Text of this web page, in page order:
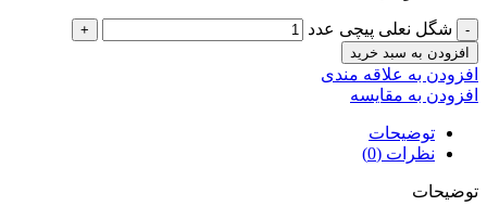
شگل نعلی پیچی عدد
افزودن به سبد خرید
افزودن به علاقه مندی
افزودن به مقایسه
توضیحات
نظرات (0)
توضیحات